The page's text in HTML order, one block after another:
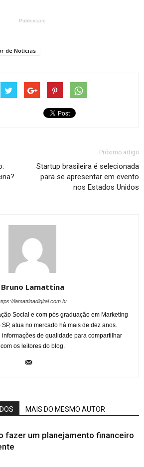
Publicidade
de Notícias
Próximo artigo
Startup brasileira é selecionada
para se apresentar em evento
nos Estados Unidos
Bruno Lamattina
lamattinadigital.com.br
Social e com pós graduação em Marketing
SP, atua no mercado há mais de dez anos.
informações de qualidade para compartilhar
com os leitores do blog.
MAIS DO MESMO AUTOR
fazer um planejamento financeiro